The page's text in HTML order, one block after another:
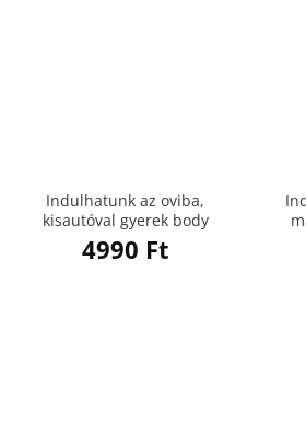
Indulhatunk az oviba,
kisautóval gyerek body
4990 Ft